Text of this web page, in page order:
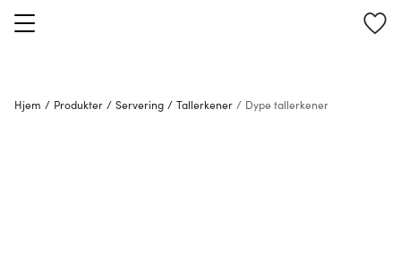
Hjem / Produkter / Servering / Tallerkener / Dype tallerkener